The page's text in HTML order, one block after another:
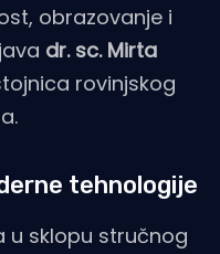
obrazovanje i
dr. sc. Mirta
rovinjskog
tehnologije
u sklopu stručnog